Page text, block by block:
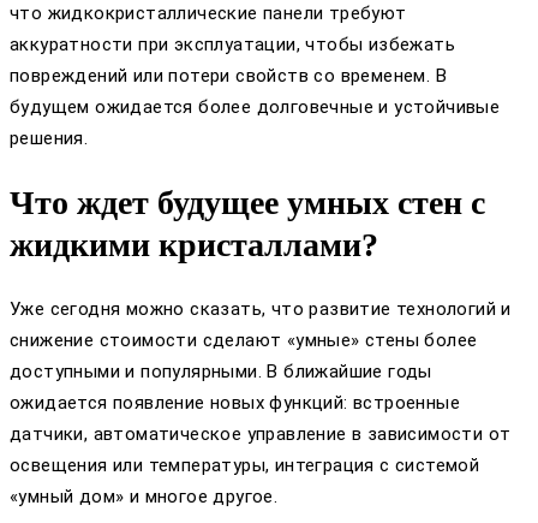
что жидкокристаллические панели требуют
аккуратности при эксплуатации, чтобы избежать
повреждений или потери свойств со временем. В
будущем ожидается более долговечные и устойчивые
решения.
Что ждет будущее умных стен с
жидкими кристаллами?
Уже сегодня можно сказать, что развитие технологий и
снижение стоимости сделают «умные» стены более
доступными и популярными. В ближайшие годы
ожидается появление новых функций: встроенные
датчики, автоматическое управление в зависимости от
освещения или температуры, интеграция с системой
«умный дом» и многое другое.